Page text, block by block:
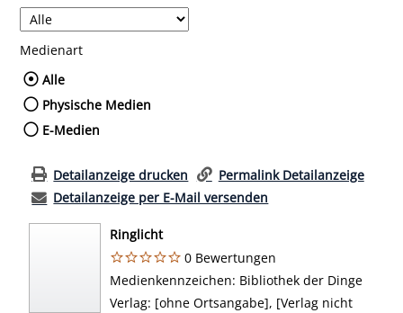
Medienart
Wählen Sie die Medienart nach der Sie
Alle
Physische Medien
E-Medien
Detailanzeige drucken
Permalink Detailanzeige
Detailanzeige per E-Mail versenden
Ringlicht
0 Bewertungen
Suche nach diesem Verfasser
Medienkennzeichen: Bibliothek der Dinge
Verlag: [ohne Ortsangabe], [Verlag nicht